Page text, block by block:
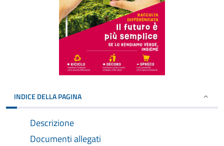
INDICE DELLA PAGINA
Descrizione
Documenti allegati